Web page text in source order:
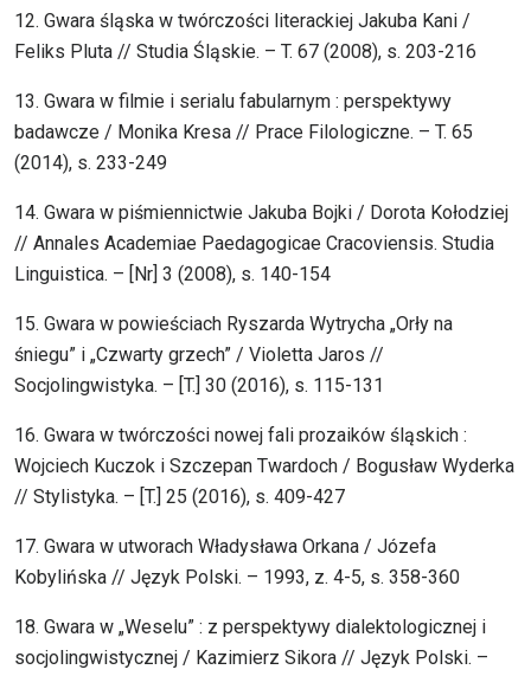
12. Gwara śląska w twórczości literackiej Jakuba Kani /
Feliks Pluta // Studia Śląskie. – T. 67 (2008), s. 203-216
13. Gwara w filmie i serialu fabularnym : perspektywy
badawcze / Monika Kresa // Prace Filologiczne. – T. 65
(2014), s. 233-249
14. Gwara w piśmiennictwie Jakuba Bojki / Dorota Kołodziej
// Annales Academiae Paedagogicae Cracoviensis. Studia
Linguistica. – [Nr] 3 (2008), s. 140-154
15. Gwara w powieściach Ryszarda Wytrycha „Orły na
śniegu” i „Czwarty grzech” / Violetta Jaros //
Socjolingwistyka. – [T.] 30 (2016), s. 115-131
16. Gwara w twórczości nowej fali prozaików śląskich :
Wojciech Kuczok i Szczepan Twardoch / Bogusław Wyderka
// Stylistyka. – [T.] 25 (2016), s. 409-427
17. Gwara w utworach Władysława Orkana / Józefa
Kobylińska // Język Polski. – 1993, z. 4-5, s. 358-360
18. Gwara w „Weselu” : z perspektywy dialektologicznej i
socjolingwistycznej / Kazimierz Sikora // Język Polski. –